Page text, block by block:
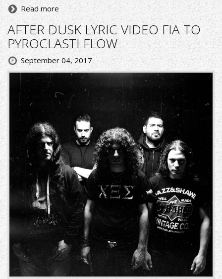
Read more
AFTER DUSK LYRIC VIDEO ΓΙΑ ΤΟ
PYROCLASTI FLOW
September 04, 2017